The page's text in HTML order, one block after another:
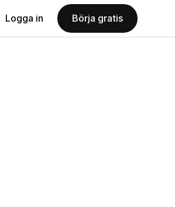
Logga in Börja gratis